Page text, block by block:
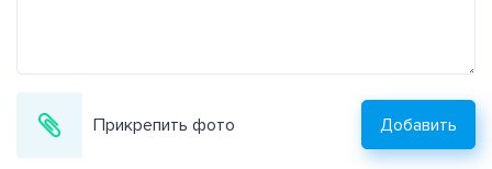
Прикрепить фото Добавить